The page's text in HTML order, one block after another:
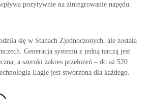
pozytywnie na zintegrowanie napędu.
się w Stanach Zjednoczonych, ale została
Generacja systemu z jedną tarczą jest
a szeroki zakres przełożeń – do aż 520
Eagle jest stworzona dla każdego.